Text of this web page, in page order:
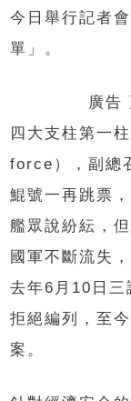
今日舉行記者
單」。
廣告
四大支柱第一
force），副總
鯤號一再跳票
艦眾說紛紜，
國軍不斷流失
去年6月10日三
拒絕編列，至
案。